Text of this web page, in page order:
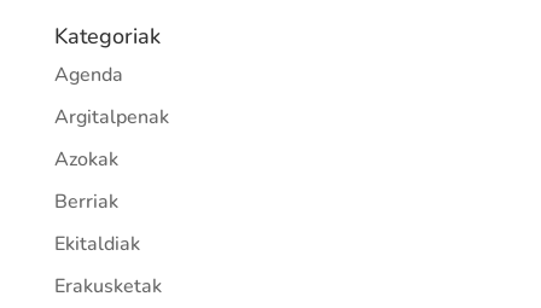
Kategoriak
Agenda
Argitalpenak
Azokak
Berriak
Ekitaldiak
Erakusketak